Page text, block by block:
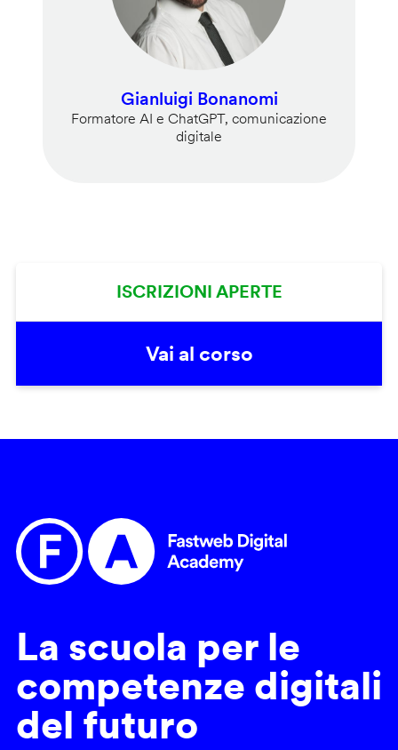
Gianluigi Bonanomi
Formatore AI e ChatGPT, comunicazione
digitale
ISCRIZIONI APERTE
Vai al corso
La scuola per le
competenze digitali
del futuro